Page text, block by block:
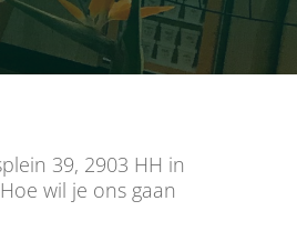
39, 2903 HH in
wil je ons gaan